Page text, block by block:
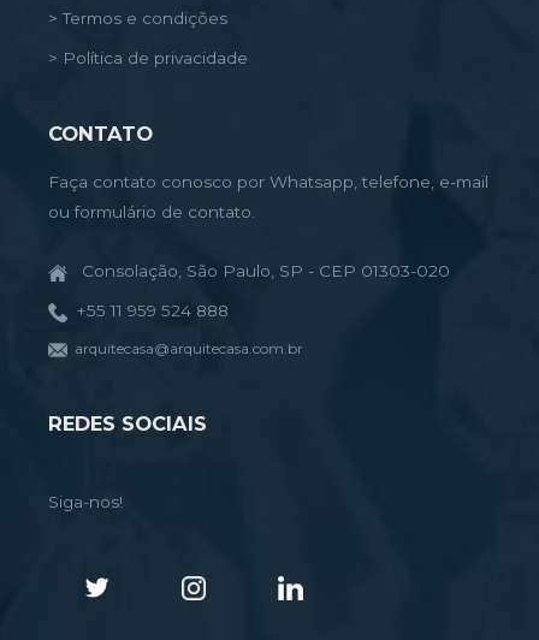
> Termos e condições
> Política de privacidade
CONTATO
Faça contato conosco por Whatsapp, telefone, e-mail
ou formulário de contato.
Consolação, São Paulo, SP - CEP 01303-020
+55 11 959 524 888
arquitecasa@arquitecasa.com.br
REDES SOCIAIS
Siga-nos!